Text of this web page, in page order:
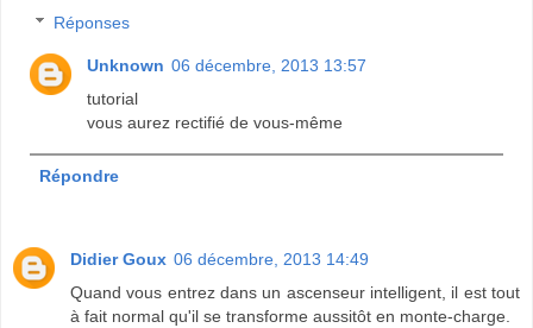
Réponses
Unknown 06 décembre, 2013 13:57
tutorial
vous aurez rectifié de vous-même
Répondre
Didier Goux 06 décembre, 2013 14:49
Quand vous entrez dans un ascenseur intelligent, il est tout
à fait normal qu'il se transforme aussitôt en monte-charge.